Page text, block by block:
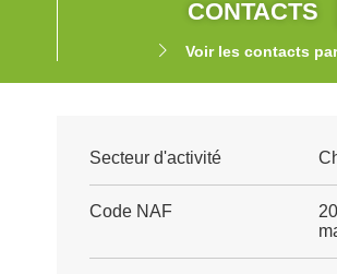
CONTACTS
Voir les contacts
Secteur d'activité
Code NAF